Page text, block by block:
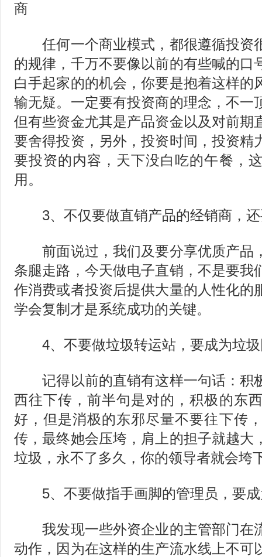
商
任何一个商业模式，都很遵循投资
的规律，千万不要像以前的有些喊的口
白手起家的的机会，你要是抱着这样的
输无疑。一定要有投资商的理念，不一
但有些资金尤其是产品资金以及对前期
要舍得投资，另外，投资时间，投资精
要投资的内容，天下没白吃的午餐，
用。
3、不仅要做直销产品的经销商，还
前面说过，我们及要分享优质产品
条腿走路，今天做电子直销，不是要我
作消费或者投资后提供大量的人性化的
学会复制才是系统成功的关键。
4、不要做垃圾转运站，要成为垃圾
记得以前的直销有这样一句话：积
西往下传，前半句是对的，积极的东
好，但是消极的东邪尽量不要往下传
传，最终她会压垮，肩上的担子就越大
垃圾，永不了多久，你的领导者就会垮
5、不要做指手画脚的管理员，要成
我发现一些外资企业的主管部门在
动作，因为在这样的生产流水线上不可